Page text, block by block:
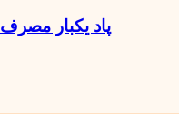
پاد یکبار مصرف 25000 پاف پاچا ماما | نیکوتین 50